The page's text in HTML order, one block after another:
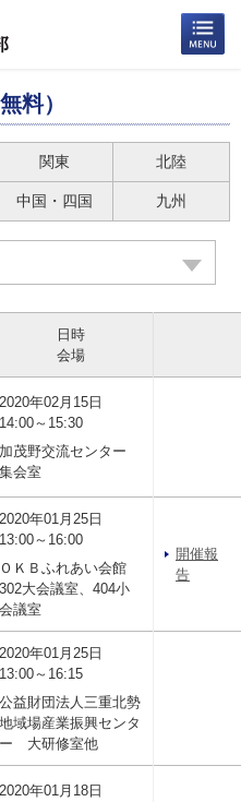
料）
関東 北陸
中国・四国 九州
日時
会場
2020年02月15日
14:00～15:30
加茂野交流センター
集会室
2020年01月25日
13:00～16:00
ＯＫＢふれあい会館
302大会議室、404小
会議室
開催報
告
2020年01月25日
13:00～16:15
公益財団法人三重北勢
地域場産業振興センタ
ー 大研修室他
2020年01月18日